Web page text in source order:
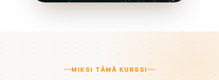
MIKSI TÄMÄ KURSSI